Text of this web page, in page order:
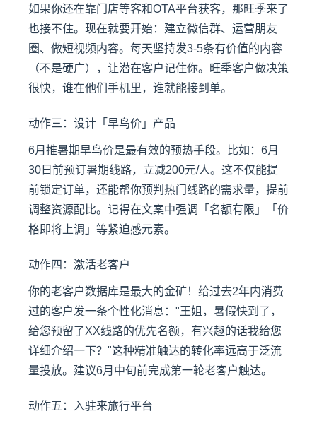
如果你还在靠门店等客和OTA平台获客，那旺季来了
也接不住。现在就要开始：建立微信群、运营朋友
圈、做短视频内容。每天坚持发3-5条有价值的内容
（不是硬广），让潜在客户记住你。旺季客户做决策
很快，谁在他们手机里，谁就能接到单。
动作三：设计「早鸟价」产品
6月推暑期早鸟价是最有效的预热手段。比如：6月
30日前预订暑期线路，立减200元/人。这不仅能提
前锁定订单，还能帮你预判热门线路的需求量，提前
调整资源配比。记得在文案中强调「名额有限」「价
格即将上调」等紧迫感元素。
动作四：激活老客户
你的老客户数据库是最大的金矿！给过去2年内消费
过的客户发一条个性化消息："王姐，暑假快到了，
给您预留了XX线路的优先名额，有兴趣的话我给您
详细介绍一下？"这种精准触达的转化率远高于泛流
量投放。建议6月中旬前完成第一轮老客户触达。
动作五：入驻来旅行平台